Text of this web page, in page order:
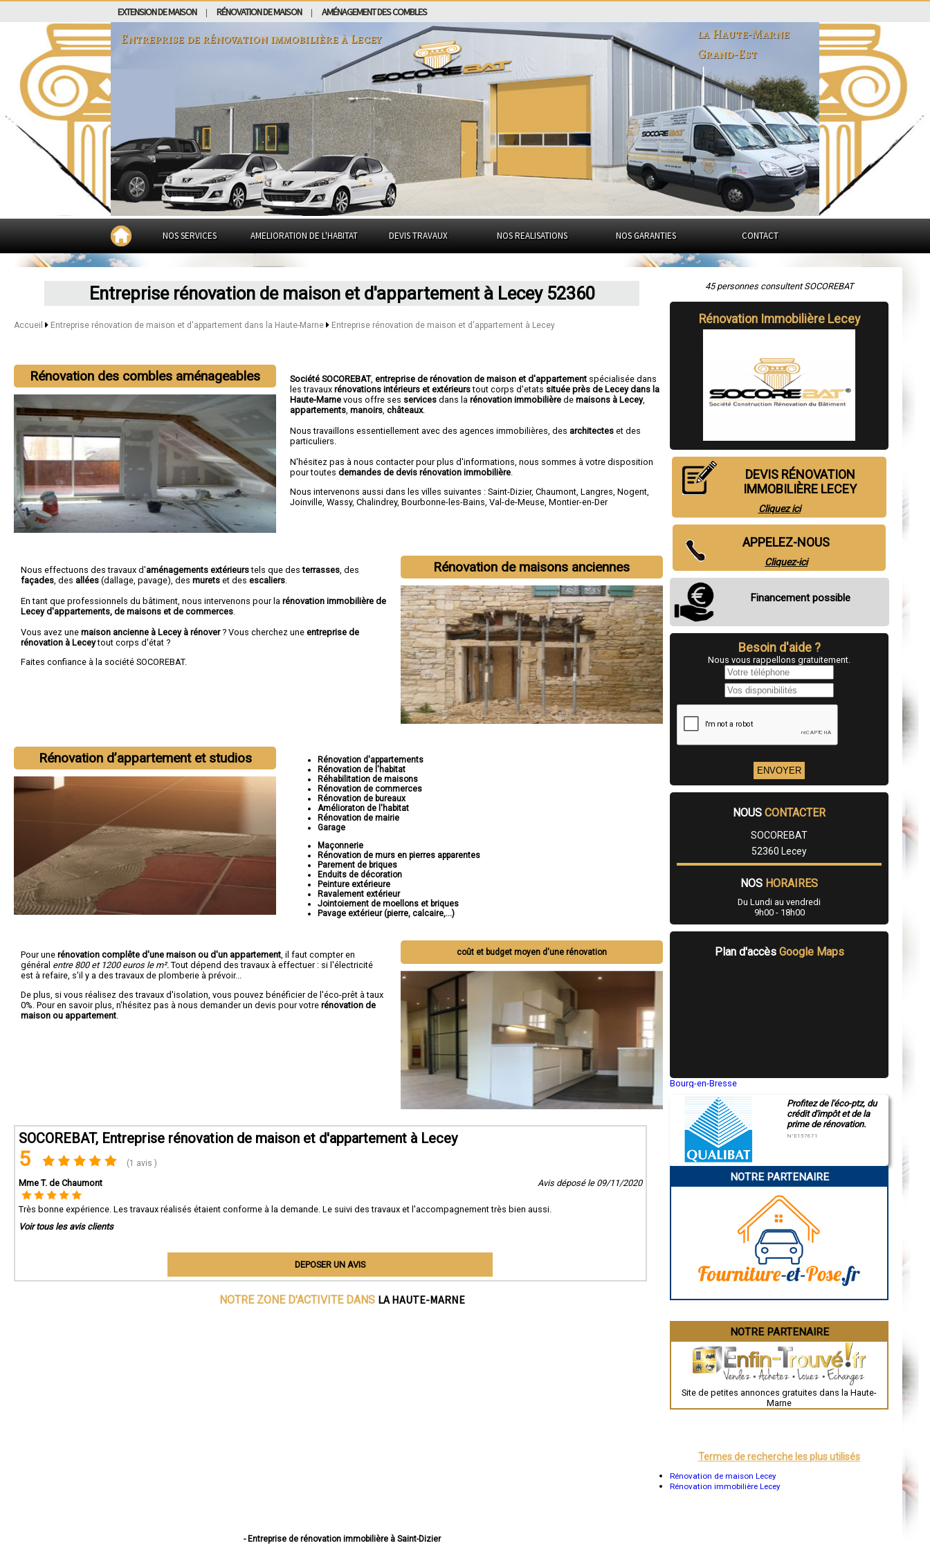
EXTENSION DE MAISON RÉNOVATION DE MAISON AMÉNAGEMENT DES COMBLES
Entreprise de rénovation immobilière àLecey
la Haute-Marne
Grand-Est
NOS SERVICES AMELIORATION DE L'HABITAT DEVIS TRAVAUX NOS REALISATIONS NOS GARANTIES CONTACT
Entreprise rénovation de maison et d'appartement à Lecey 52360
Accueil Entreprise rénovation de maison et d'appartement dans la Haute-Marne Entreprise rénovation de maison et d'appartement à Lecey
Rénovation des combles aménageables Société SOCOREBAT,entreprise de rénovation de maison et d'appartement spécialisée dans
les travauxrénovations intérieurs et extérieurstout corps d'etats située près de Lecey dans la
Haute-Marnevous offre ses services dans larénovation immobilière demaisons à Lecey,
appartements ,manoirs ,châteaux.
Nous travaillons essentiellement avec des agences immobilières, des architectes et des
particuliers.
N'hésitez pas à nous contacter pour plus d'informations, nous sommes à votre disposition
pour toutesdemandes de devis rénovation immobilière
Nous intervenons aussi dans les villes suivantes :Saint-Dizier,Chaumont ,Langres ,Nogent
Joinville ,Wassy,Chalindrey,Bourbonne-les-Bains ,Val-de-Meuse ,Montier-en-Der
Rénovation de maisons anciennes
Nous effectuons des travaux d'aménagements extérieurstels que desterrasses , des
façades , des allées (dallage, pavage), des murets et des escaliers
En tant que professionnels du bâtiment, nous intervenons pour la rénovation immobilière de
Lecey d'appartements, de maisons et de commerces
Vous avez une maison ancienne à Lecey à rénover? Vous cherchez une entreprise de
rénovation à Leceytout corps d'état ?
Faites confiance à la société SOCOREBAT.
Rénovation d’appartement et studios
Rénovation d'appartements
Rénovation de l'habitat
Réhabilitation de maisons
Rénovation de commerces
Rénovation de bureaux
Amélioraton de l'habitat
Rénovation de mairie
Garage
Maçonnerie
Rénovation de murs en pierres apparentes
Parement de briques
Enduits de décoration
Peinture extérieure
Ravalement extérieur
Jointoiement de moellons et briques
Pavage extérieur (pierre, calcaire,...)
coût et budget moyen d'une rénovation
Pour une rénovation complête d'une maison ou d'un appartement , il faut compter en
général entre 800 et 1200 euros le m². Tout dépend des travaux à effectuer : si l'électricité
est à refaire, s'il y a des travaux de plomberie à prévoir...
De plus, si vous réalisez des travaux d'isolation, vous pouvez bénéficier de l'éco-prêt à taux
0%. Pour en savoir plus, n'hésitez pas à nous demander un devis pour votre rénovation de
maison ou appartement
SOCOREBAT, Entreprise rénovation de maison et d'appartement à Lecey
5 (1 avis )
Mme T. de Chaumont Avis déposé le 09/11/2020
Très bonne expérience. Les travaux réalisés étaient conforme à la demande. Le suivi des travaux et l'accompagnement très bien aussi.
Voir tous les avis clients
DEPOSER UN AVIS
NOTRE ZONE D'ACTIVITE DANS LA HAUTE-MARNE
- Entreprise de rénovation immobilière à Saint-Dizier
45 personnes consultent SOCOREBAT
Rénovation Immobilière Lecey
DEVIS RÉNOVATION
IMMOBILIÈRE LECEY
Cliquez ici
APPELEZ-NOUS
Cliquez-ici
Financement possible
Besoin d'aide ?
Nous vous rappellons gratuitement.
NOUS CONTACTER
SOCOREBAT
52360 Lecey
NOS HORAIRES
Du Lundi au vendredi
9h00 - 18h00
Plan d'accès Google Maps
Bourg-en-Bresse
Montluçon
Manosque
Gap
Charleville-Mézières
Pamiers
Narbonne
Brive-la-Gaillarde
Guéret
Besançon
Évreux
Chartres
Nîmes
Auch
Grenoble
Mont-de-Marsan
Blois
Profitez de l'éco-ptz, du
crédit d'impôt et de la
prime de rénovation.
N°E157671
NOTRE PARTENAIRE
NOTRE PARTENAIRE
Site de petites annonces gratuites dans la Haute-
Marne
Termes de recherche les plus utilisés
Rénovation de maison Lecey
Rénovation immobilière Lecey